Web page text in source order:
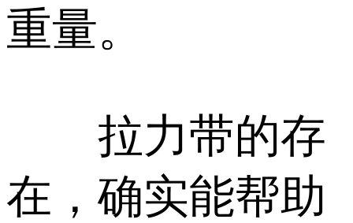
重量。
拉力带的存
在，确实能帮助